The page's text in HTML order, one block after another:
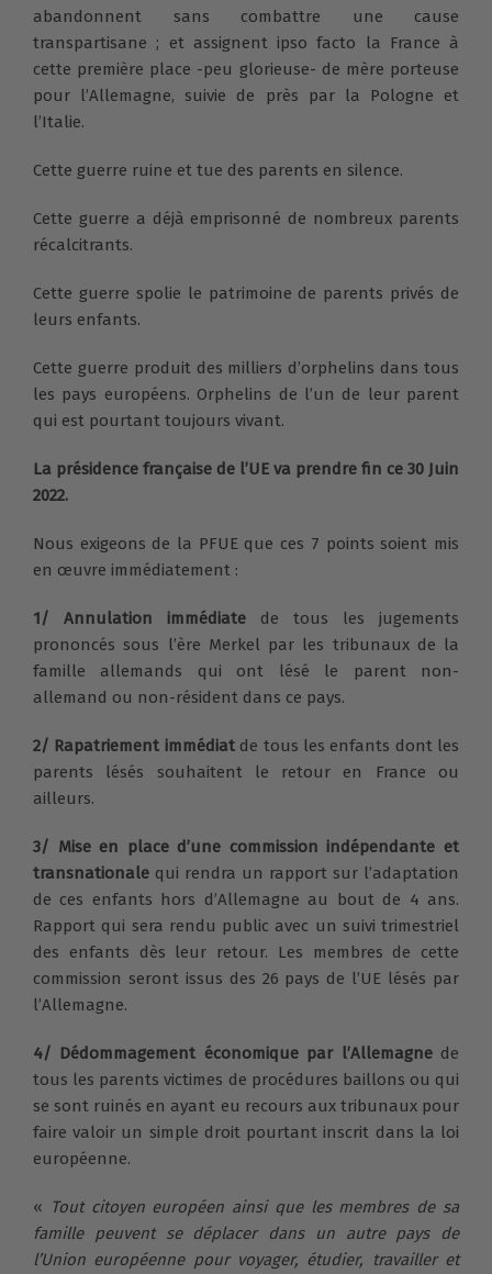
abandonnent sans combattre une cause
transpartisane ; et assignent ipso facto la France à
cette première place -peu glorieuse- de mère porteuse
pour l’Allemagne, suivie de près par la Pologne et
l’Italie.
Cette guerre ruine et tue des parents en silence.
Cette guerre a déjà emprisonné de nombreux parents
récalcitrants.
Cette guerre spolie le patrimoine de parents privés de
leurs enfants.
Cette guerre produit des milliers d’orphelins dans tous
les pays européens. Orphelins de l’un de leur parent
qui est pourtant toujours vivant.
La présidence française de l’UE va prendre fin ce 30 Juin
2022.
Nous exigeons de la PFUE que ces 7 points soient mis
en œuvre immédiatement :
1/ Annulation immédiate de tous les jugements
prononcés sous l’ère Merkel par les tribunaux de la
famille allemands qui ont lésé le parent non-
allemand ou non-résident dans ce pays.
2/ Rapatriement immédiatde tous les enfants dont les
parents lésés souhaitent le retour en France ou
ailleurs.
3/ Mise en place d’une commission indépendante et
transnationale qui rendra un rapport sur l’adaptation
de ces enfants hors d’Allemagne au bout de 4 ans.
Rapport qui sera rendu public avec un suivi trimestriel
des enfants dès leur retour. Les membres de cette
commission seront issus des 26 pays de l’UE lésés par
l’Allemagne.
4/ Dédommagement économique par l’Allemagnede
tous les parents victimes de procédures baillons ou qui
se sont ruinés en ayant eu recours aux tribunaux pour
faire valoir un simple droit pourtant inscrit dans la loi
européenne.
« Tout citoyen européen ainsi que les membres de sa
famille peuvent se déplacer dans un autre pays de
l’Union européenne pour voyager, étudier, travailler et